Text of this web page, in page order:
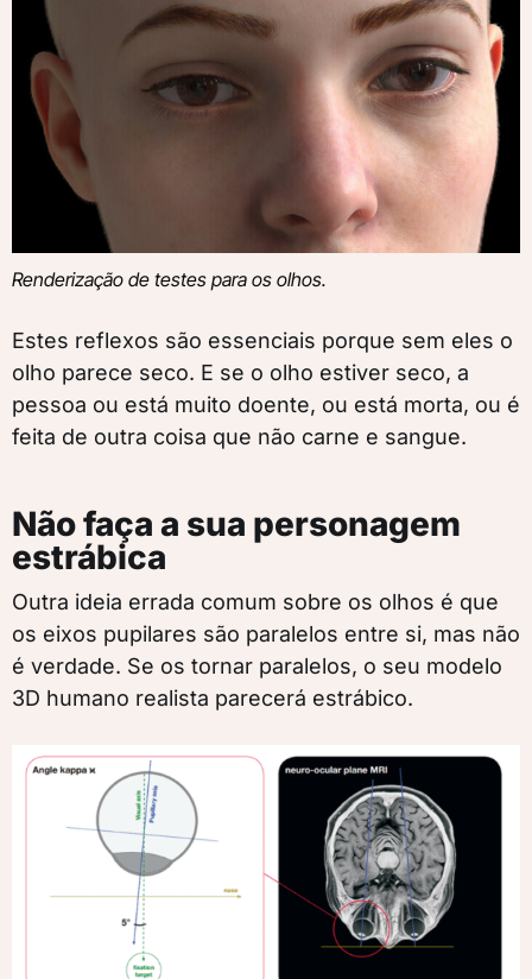
Renderização de testes para os olhos.
Estes reflexos são essenciais porque sem eles o
olho parece seco. E se o olho estiver seco, a
pessoa ou está muito doente, ou está morta, ou é
feita de outra coisa que não carne e sangue.
Não faça a sua personagem
estrábica
Outra ideia errada comum sobre os olhos é que
os eixos pupilares são paralelos entre si, mas não
é verdade. Se os tornar paralelos, o seu modelo
3D humano realista parecerá estrábico.